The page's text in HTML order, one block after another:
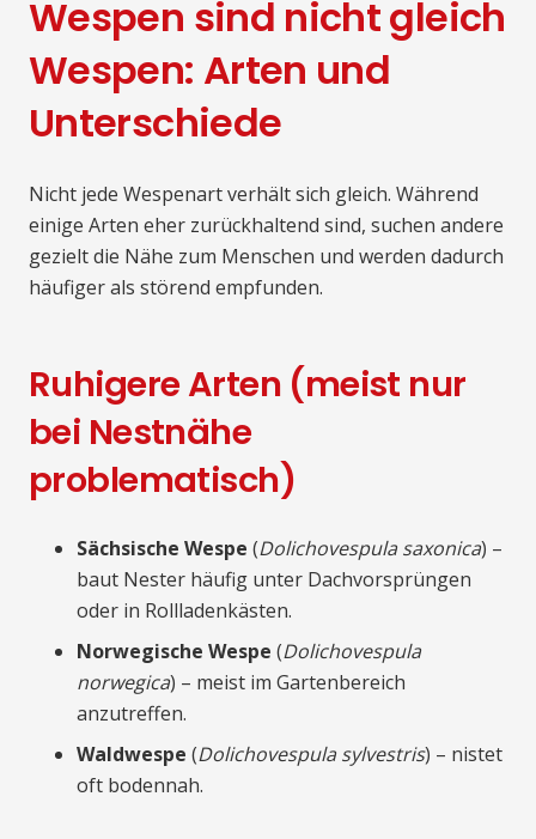
Wespen sind nicht gleich
Wespen: Arten und
Unterschiede
Nicht jede Wespenart verhält sich gleich. Während
einige Arten eher zurückhaltend sind, suchen andere
gezielt die Nähe zum Menschen und werden dadurch
häufiger als störend empfunden.
Ruhigere Arten (meist nur
bei Nestnähe
problematisch)
Sächsische Wespe (Dolichovespula saxonica) –
baut Nester häufig unter Dachvorsprüngen
oder in Rollladenkästen.
Norwegische Wespe (Dolichovespula
norwegica) – meist im Gartenbereich
anzutreffen.
Waldwespe (Dolichovespula sylvestris) – nistet
oft bodennah.